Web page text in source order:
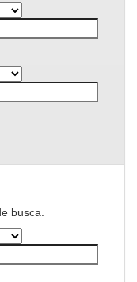
busca.